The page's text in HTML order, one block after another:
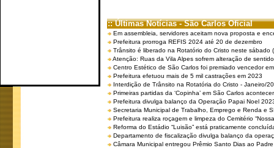
:: Últimas Notícias - São Carlos Oficial
Em assembleia, servidores aceitam nova proposta e
Prefeitura prorroga REFIS 2024 até 20 de dezembro
Trânsito é liberado na Rotatório do Cristo neste sábado
Atenção: Ruas da Vila Alpes sofrem alteração de
Centro Estético de São Carlos foi premiado vencedor
Prefeitura efetuou mais de 5 mil castrações em 2023
Interdição de Trânsito na Rotatória do Cristo - Janeiro/
Primeiras partidas da ‘Copinha’ em São Carlos
Prefeitura divulga balanço da Operação Papai Noel
Secretaria Municipal de Trabalho, Emprego e Renda e
Prefeitura realiza roçagem e limpeza do Cemitério
Reforma do Estádio “Luisão” está praticamente
Departamento de fiscalização divulga balanço da
Câmara Municipal entregou Prêmio Santo Dias ao